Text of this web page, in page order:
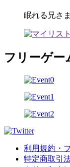
眠れる兄さ
フリーゲー
利用規約・
特定商取引